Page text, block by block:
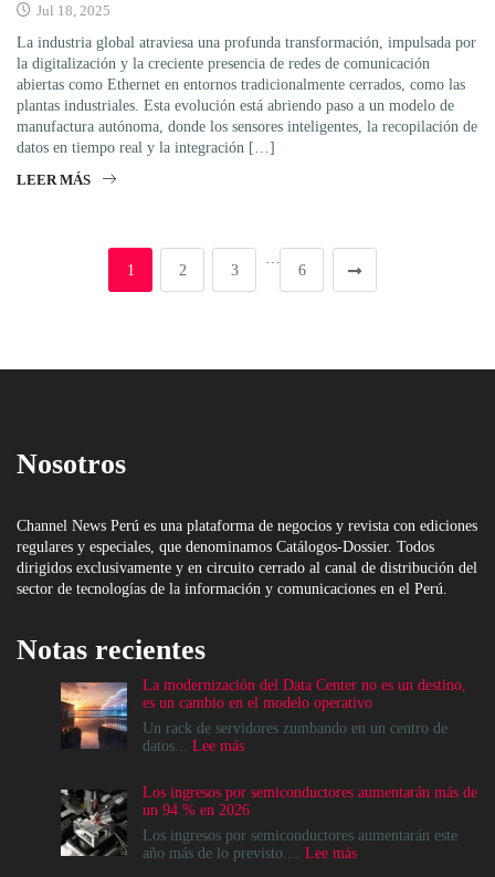
Jul 18, 2025
La industria global atraviesa una profunda transformación, impulsada por
la digitalización y la creciente presencia de redes de comunicación
abiertas como Ethernet en entornos tradicionalmente cerrados, como las
plantas industriales. Esta evolución está abriendo paso a un modelo de
manufactura autónoma, donde los sensores inteligentes, la recopilación de
datos en tiempo real y la integración […]
LEER MÁS
1 2 3 6
Nosotros
Channel News Perú es una plataforma de negocios y revista con ediciones
regulares y especiales, que denominamos Catálogos-Dossier. Todos
dirigidos exclusivamente y en circuito cerrado al canal de distribución del
sector de tecnologías de la información y comunicaciones en el Perú.
Notas recientes
La modernización del Data Center no es un destino,
es un cambio en el modelo operativo
Un rack de servidores zumbando en un centro de
datos... Lee más:
del
Data
Center
no
Los ingresos por semiconductores aumentarán más de
un 94 % en 2026
Los ingresos por semiconductores aumentarán este
año más de lo previsto.... Lee más: